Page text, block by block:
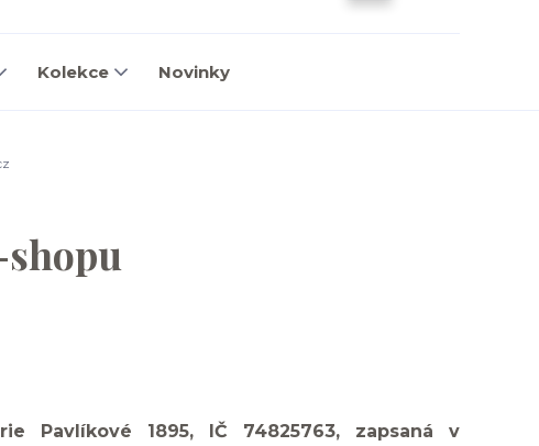
Kolekce Novinky
Pavlíkové 1895, IČ 74825763, zapsaná v